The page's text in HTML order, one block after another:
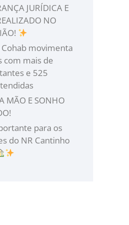
JURÍDICA E
NO
movimenta
com mais de
e 525
MÃO E SONHO
para os
do NR Cantinho